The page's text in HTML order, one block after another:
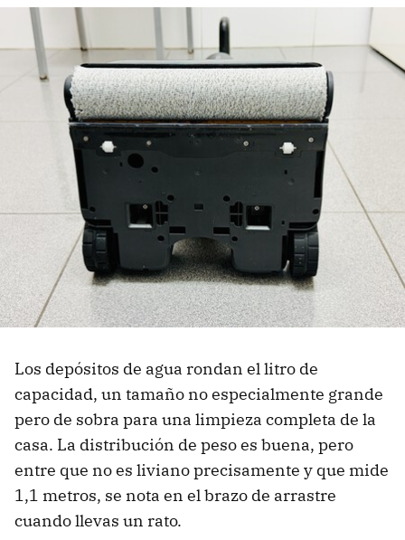
Los depósitos de agua rondan el litro de
capacidad, un tamaño no especialmente grande
pero de sobra para una limpieza completa de la
casa. La distribución de peso es buena, pero
entre que no es liviano precisamente y que mide
1,1 metros, se nota en el brazo de arrastre
cuando llevas un rato.